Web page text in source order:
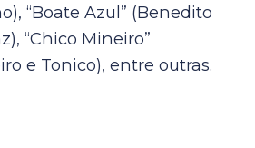
“Boate Azul” (Benedito
“Chico Mineiro”
e Tonico), entre outras.